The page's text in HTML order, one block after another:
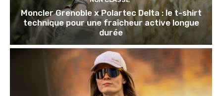
Moncler Grenoble x Polartec Delta : le t-shirt
technique pour une fraîcheur active longue
durée